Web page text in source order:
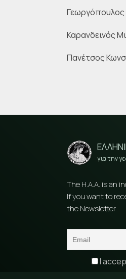
Καρανδεινός
Πανέτσος
για την
The H.A.A. is an
If you want to
the Newsletter
I